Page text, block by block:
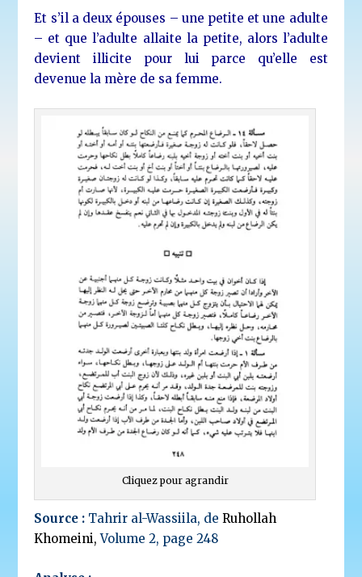
Et s’il a deux épouses – une petite et une adulte
– et que l’adulte allaite la petite, alors l’adulte
devient illicite pour lui parce qu’elle est
devenue la mère de sa femme.
Cliquez pour agrandir
Source : Tahrir al-Wassiila, de Ruhollah
Khomeini,Volume 2, page 248